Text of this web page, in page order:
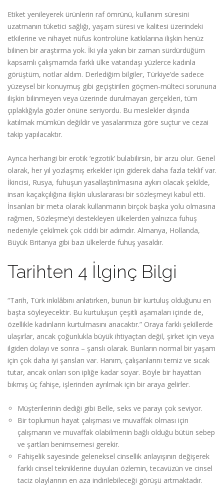
Etiket yenileyerek ürünlerin raf ömrünü, kullanım süresini
uzatmanın tüketici sağlığı, yaşam süresi ve kalitesi üzerindeki
etkilerine ve nihayet nüfus kontrolüne katkılarına ilişkin henüz
bilinen bir araştırma yok. İki yıla yakın bir zaman sürdürdüğüm
kapsamlı çalışmamda farklı ülke vatandaşı yüzlerce kadınla
görüştüm, notlar aldım. Derlediğim bilgiler, Türkiye’de sadece
yüzeysel bir konuymuş gibi geçiştirilen göçmen-mülteci sorununa
ilişkin bilinmeyen veya üzerinde durulmayan gerçekleri, tüm
çıplaklığıyla gözler önüne seriyordu. Bu meslekler dışında
katılmak mümkün değildir ve yasalarımıza göre suçtur ve cezai
takip yapılacaktır.
Ayrıca herhangi bir erotik ‘egzotik’ bulabilirsin, bir arzu olur. Genel
olarak, her yıl yozlaşmış erkekler için giderek daha fazla teklif var.
İkincisi, Rusya, fuhuşun yasallaştırılmasına aykırı olacak şekilde,
insan kaçakçılığına ilişkin uluslararası bir sözleşmeyi kabul etti.
İnsanları bir meta olarak kullanmanın birçok başka yolu olmasına
rağmen, Sözleşme’yi destekleyen ülkelerden yalnızca fuhuş
nedeniyle çekilmek çok ciddi bir adımdır. Almanya, Hollanda,
Büyük Britanya gibi bazı ülkelerde fuhuş yasaldır.
Tarihten 4 İlginç Bilgi
“Tarih, Türk inkılâbını anlatırken, bunun bir kurtuluş olduğunu en
başta söyleyecektir. Bu kurtuluşun çeşitli aşamaları içinde de,
özellikle kadınların kurtulmasını anacaktır.” Oraya farklı şekillerde
ulaşırlar, ancak çoğunlukla büyük ihtiyaçtan değil, şirket için veya
ilgiden dolayı ve sonra – şanslı olarak. Bunların normal bir yaşam
için çok daha iyi şansları var. Hanım, çalışanlarını temiz ve sıcak
tutar, ancak onları son ipliğe kadar soyar. Böyle bir hayattan
bıkmış üç fahişe, işlerinden ayrılmak için bir araya gelirler.
Müşterilerinin dediği gibi Belle, seks ve parayı çok seviyor.
Bir toplumun hayat çalışması ve muvaffak olması için
çalışmanın ve muvaffak olabilmenin bağlı olduğu bütün sebep
ve şartları benimsemesi gerekir.
Fahişelik sayesinde geleneksel cinsellik anlayışının değişerek
farklı cinsel tekniklerine duyulan özlemin, tecavüzün ve cinsel
taciz olaylarının en aza indirilebileceği görüşü artmaktadır.